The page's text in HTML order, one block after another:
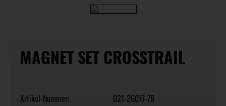
MAGNET SET CROSSTRAIL
Artikel-Nummer:
021-26077-78